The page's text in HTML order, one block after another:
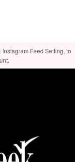
Feed Setting, to